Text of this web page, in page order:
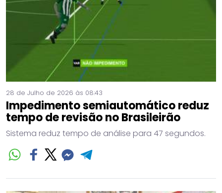
28 de Julho de 2026 às 08:43
Impedimento semiautomático reduz
tempo de revisão no Brasileirão
Sistema reduz tempo de análise para 47 segundos.